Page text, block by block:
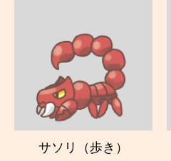
サソリ（歩き）